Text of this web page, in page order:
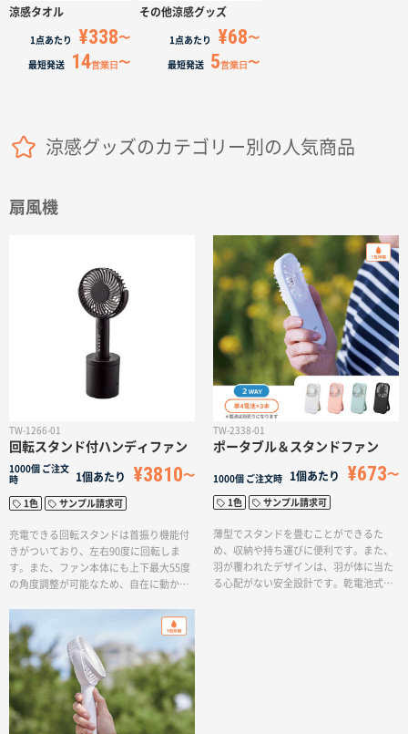
よくあるご質問
涼感タオル
1点あたり ¥338
最短発送 14営業日
その他涼感グッズ
1点あたり ¥68
最短発送 5営業日
涼感グッズのカテゴリー別の人気商品
扇風機
TW-1266-01
回転スタンド付ハンディファン
1000個 ご注文
時
1個あたり ¥3810
1色 サンプル請求可
充電できる回転スタンドは首振り機能付
きがついており、左右90度に回転しま
す。また、ファン本体にも上下最大55度
の角度調整が可能なため、自在に動かし
持ち手部分に名入れができるため、夏の
ノベルティや企業の備品にぴったりで
す。3段階の風量調節が可能で、自分好み
に調節ができます。ハンディファンとし
ても使用でき、外出時にバッグに入れて
持ち運びやすい！USB充電で最長4時間連
続使用が可能です。（風量「中」の場合）
TW-2338-01
ポータブル＆スタンドファン
1000個 ご注文時 1個あたり ¥673
1色 サンプル請求可
薄型でスタンドを畳むことができるた
め、収納や持ち運びに便利です。また、
羽が覆われたデザインは、羽が体に当た
る心配がない安全設計です。乾電池式の